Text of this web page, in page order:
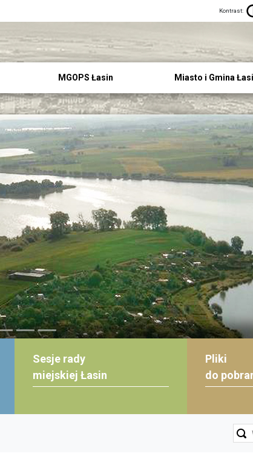
Kontrast:
MGOPS Łasin Miasto i Gmina
Sesje rady
miejskiej Łasin
Pliki
do